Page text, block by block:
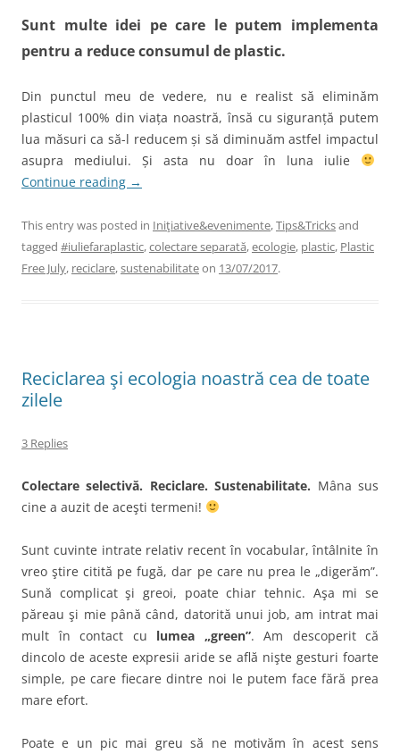
Sunt multe idei pe care le putem implementa
pentru a reduce consumul de plastic.
Din punctul meu de vedere, nu e realist să eliminăm
plasticul 100% din viața noastră, însă cu siguranță putem
lua măsuri ca să-l reducem și să diminuăm astfel impactul
asupra mediului. Și asta nu doar în luna iulie
Continue reading →
This entry was posted in Iniţiative&evenimente,Tips&Tricksand
tagged #iuliefaraplastic,colectare separată,ecologie, plastic, Plastic
Free July, reciclare,sustenabilitateon 13/07/2017.
Reciclarea şi ecologia noastră cea de toate
zilele
3 Replies
Colectare selectivă. Reciclare. Sustenabilitate. Mâna sus
cine a auzit de aceşti termeni!
Sunt cuvinte intrate relativ recent în vocabular, întâlnite în
vreo ştire citită pe fugă, dar pe care nu prea le „digerăm”.
Sună complicat şi greoi, poate chiar tehnic. Aşa mi se
păreau şi mie până când, datorită unui job, am intrat mai
mult în contact cu lumea „green”. Am descoperit că
dincolo de aceste expresii aride se află nişte gesturi foarte
simple, pe care fiecare dintre noi le putem face fără prea
mare efort.
Poate e un pic mai greu să ne motivăm în acest sens